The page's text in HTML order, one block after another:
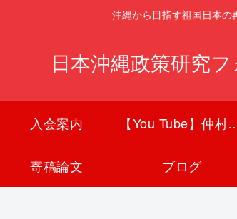
沖縄から目指す祖国日本の
日本沖縄政策研究
入会案内 【You Tube】
寄稿論文 ブログ